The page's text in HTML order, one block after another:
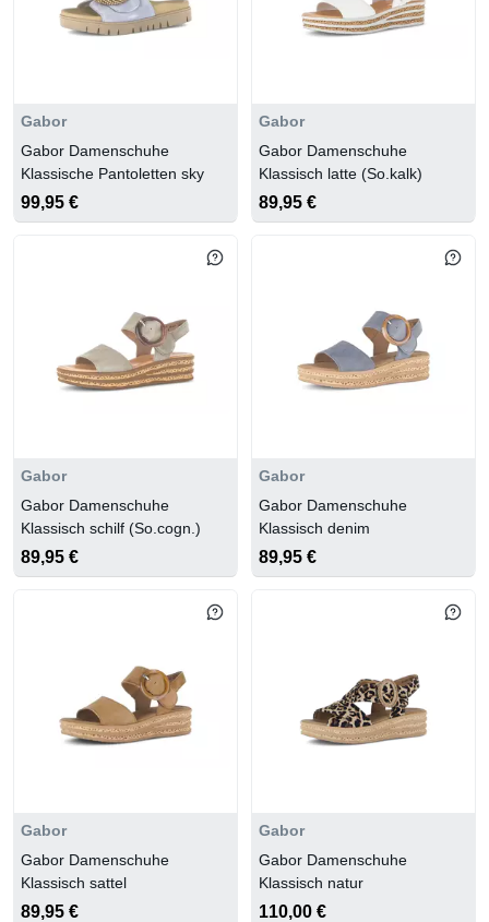
Gabor
Gabor Damenschuhe
Klassische Pantoletten sky
99,95 €
Gabor
Gabor Damenschuhe
Klassisch latte (So.kalk)
89,95 €
Gabor
Gabor Damenschuhe
Klassisch schilf (So.cogn.)
89,95 €
Gabor
Gabor Damenschuhe
Klassisch denim
89,95 €
Gabor
Gabor Damenschuhe
Klassisch sattel
89,95 €
Gabor
Gabor Damenschuhe
Klassisch natur
110,00 €